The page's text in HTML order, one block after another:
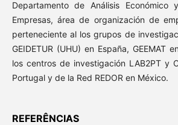
Departamento de Análisis Económico
Empresas, área de organización de
perteneciente al los grupos de
GEIDETUR (UHU) en España, GEEMAT
los centros de investigación LAB2PT y
Portugal y de la Red REDOR en México.
REFERÊNCIAS